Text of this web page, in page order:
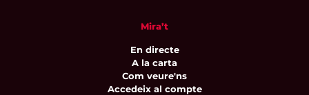
Mira’t
En directe
A la carta
Com veure'ns
Accedeix al compte